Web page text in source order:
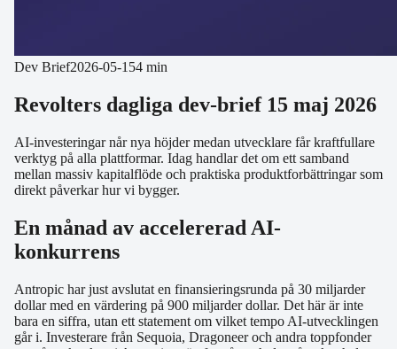
Dev Brief2026-05-154 min
Revolters dagliga dev-brief 15 maj 2026
AI-investeringar når nya höjder medan utvecklare får kraftfullare
verktyg på alla plattformar. Idag handlar det om ett samband
mellan massiv kapitalflöde och praktiska produktforbättringar som
direkt påverkar hur vi bygger.
En månad av accelererad AI-
konkurrens
Antropic har just avslutat en finansieringsrunda på 30 miljarder
dollar med en värdering på 900 miljarder dollar. Det här är inte
bara en siffra, utan ett statement om vilket tempo AI-utvecklingen
går i. Investerare från Sequoia, Dragoneer och andra toppfonder